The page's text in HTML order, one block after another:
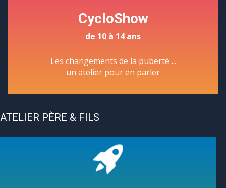
CycloShow
de 10 à 14 ans
Les changements de la puberté ...
un atelier pour en parler
ATELIER PÈRE & FILS